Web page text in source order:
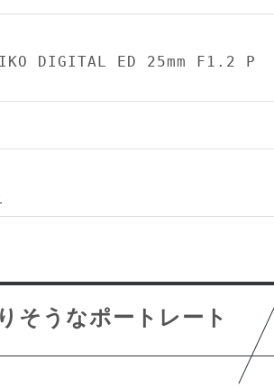
DIGITAL ED 25mm F1.2 P
そうなポートレート